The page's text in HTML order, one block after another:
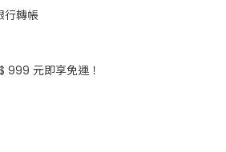
行轉帳
999 元即享免運！